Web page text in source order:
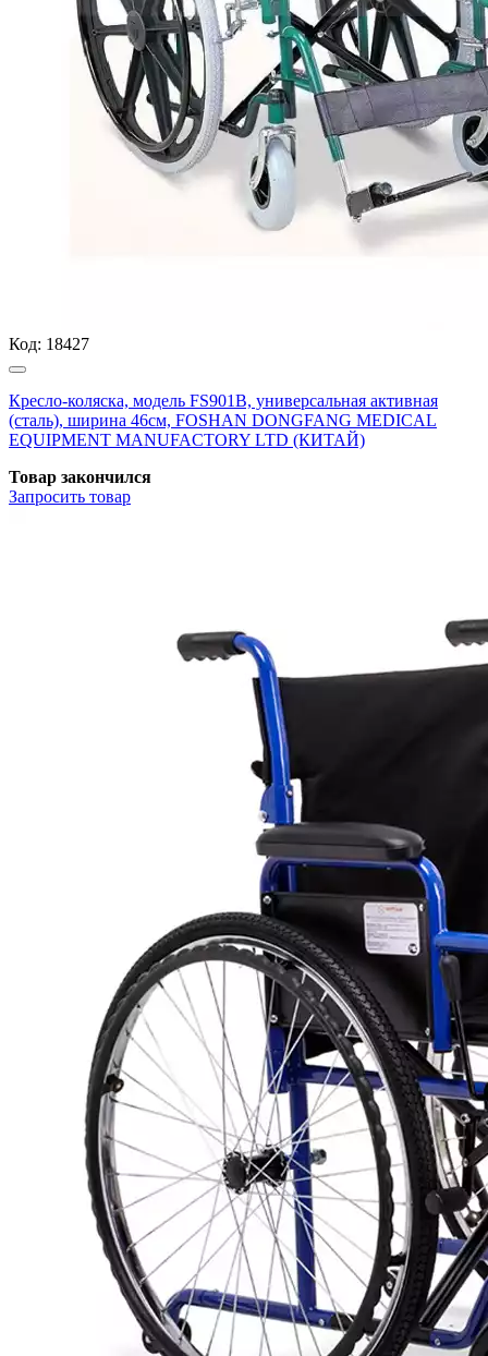
Код: 18427
Кресло-коляска, модель FS901B, универсальная активная
(сталь), ширина 46см, FOSHAN DONGFANG MEDICAL
EQUIPMENT MANUFACTORY LTD (КИТАЙ)
Товар закончился
Запросить товар